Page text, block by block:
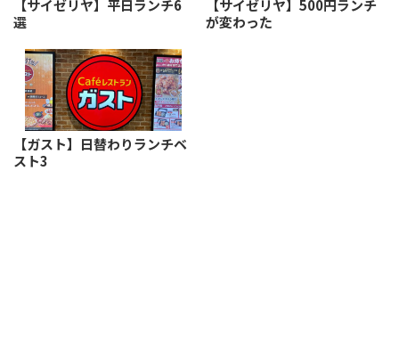
【サイゼリヤ】平日ランチ6
選
【サイゼリヤ】500円ランチ
が変わった
【ガスト】日替わりランチベ
スト3